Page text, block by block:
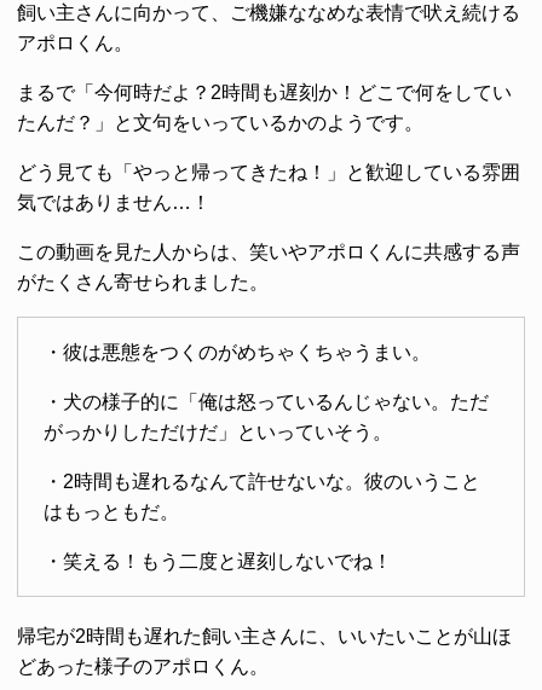
飼い主さんに向かって、ご機嫌ななめな表情で吠え続ける
アポロくん。
まるで「今何時だよ？2時間も遅刻か！どこで何をしてい
たんだ？」と文句をいっているかのようです。
どう見ても「やっと帰ってきたね！」と歓迎している雰囲
気ではありません…！
この動画を見た人からは、笑いやアポロくんに共感する声
がたくさん寄せられました。
・彼は悪態をつくのがめちゃくちゃうまい。
・犬の様子的に「俺は怒っているんじゃない。ただ
がっかりしただけだ」といっていそう。
・2時間も遅れるなんて許せないな。彼のいうこと
はもっともだ。
・笑える！もう二度と遅刻しないでね！
帰宅が2時間も遅れた飼い主さんに、いいたいことが山ほ
どあった様子のアポロくん。